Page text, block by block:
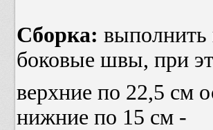
Сборка:
боковые швы, при
верхние по 22,5 см
нижние по 15 см -